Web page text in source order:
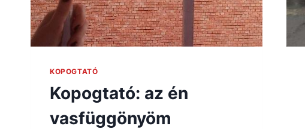
KOPOGTATÓ
Kopogtató: az én
vasfüggönyöm